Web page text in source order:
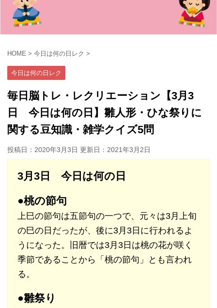
HOME > 今日は何の日レク >
今日は何の日レク
毎日脳トレ・レクリエーション【3月3
日 今日は何の日】雛人形・ひな祭りに
関する豆知識・雑学クイズ5問
投稿日：2020年3月3日 更新日： 2021年3月2日
3月3日 今日は何の日
●桃の節句
上巳の節句は五節句の一つで、元々は3月上旬
の巳の日だったが、後に3月3日に行われるよ
うになった。旧暦では3月3日は桃の花が咲く
季節であることから「桃の節句」とも言われ
る。
●雛祭り